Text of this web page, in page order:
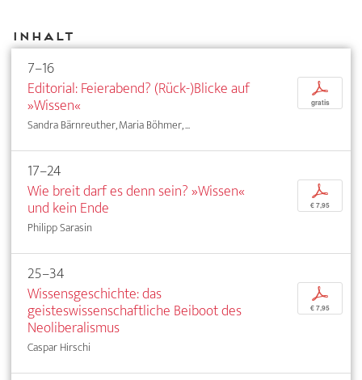
Inhalt
7–16
Editorial: Feierabend? (Rück-)Blicke auf
»Wissen«
Sandra Bärnreuther, Maria Böhmer, ...
p
gratis
17–24
Wie breit darf es denn sein? »Wissen«
und kein Ende
Philipp Sarasin
p
€ 7,95
25–34
Wissensgeschichte: das
geisteswissenschaftliche Beiboot des
Neoliberalismus
Caspar Hirschi
p
€ 7,95